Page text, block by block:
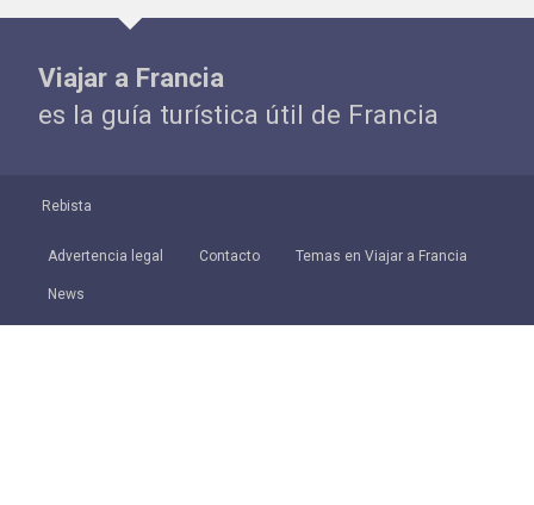
Viajar a Francia
es la guía turística útil de Francia
Rebista
Advertencia legal Contacto Temas en Viajar a Francia
News